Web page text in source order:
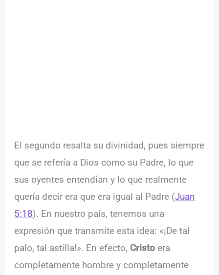
El segundo resalta su divinidad, pues siempre
que se refería a Dios como su Padre, lo que
sus oyentes entendían y lo que realmente
quería decir era que era igual al Padre (Juan
5:18). En nuestro país, tenemos una
expresión que transmite esta idea: «¡De tal
palo, tal astilla!». En efecto, Cristo era
completamente hombre y completamente